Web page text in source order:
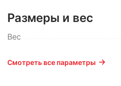
Размеры и вес
Вес
Смотреть все параметры